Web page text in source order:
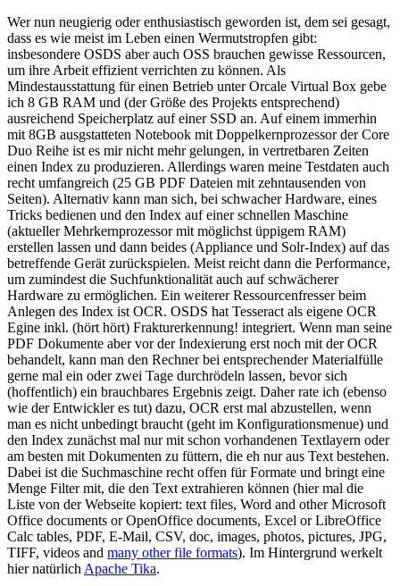
Wer nun neugierig oder enthusiastisch geworden ist, dem sei gesagt,
dass es wie meist im Leben einen Wermutstropfen gibt:
insbesondere OSDS aber auch OSS brauchen gewisse Ressourcen,
um ihre Arbeit effizient verrichten zu können. Als
Mindestausstattung für einen Betrieb unter Orcale Virtual Box gebe
ich 8 GB RAM und (der Größe des Projekts entsprechend)
ausreichend Speicherplatz auf einer SSD an. Auf einem immerhin
mit 8GB ausgstatteten Notebook mit Doppelkernprozessor der Core
Duo Reihe ist es mir nicht mehr gelungen, in vertretbaren Zeiten
einen Index zu produzieren. Allerdings waren meine Testdaten auch
recht umfangreich (25 GB PDF Dateien mit zehntausenden von
Seiten). Alternativ kann man sich, bei schwacher Hardware, eines
Tricks bedienen und den Index auf einer schnellen Maschine
(aktueller Mehrkernprozessor mit möglichst üppigem RAM)
erstellen lassen und dann beides (Appliance und Solr-Index) auf das
betreffende Gerät zurückspielen. Meist reicht dann die Performance,
um zumindest die Suchfunktionalität auch auf schwächerer
Hardware zu ermöglichen. Ein weiterer Ressourcenfresser beim
Anlegen des Index ist OCR. OSDS hat Tesseract als eigene OCR
Egine inkl. (hört hört) Frakturerkennung! integriert. Wenn man seine
PDF Dokumente aber vor der Indexierung erst noch mit der OCR
behandelt, kann man den Rechner bei entsprechender Materialfülle
gerne mal ein oder zwei Tage durchrödeln lassen, bevor sich
(hoffentlich) ein brauchbares Ergebnis zeigt. Daher rate ich (ebenso
wie der Entwickler es tut) dazu, OCR erst mal abzustellen, wenn
man es nicht unbedingt braucht (geht im Konfigurationsmenue) und
den Index zunächst mal nur mit schon vorhandenen Textlayern oder
am besten mit Dokumenten zu füttern, die eh nur aus Text bestehen.
Dabei ist die Suchmaschine recht offen für Formate und bringt eine
Menge Filter mit, die den Text extrahieren können (hier mal die
Liste von der Webseite kopiert: text files, Word and other Microsoft
Office documents or OpenOffice documents, Excel or LibreOffice
Calc tables, PDF, E-Mail, CSV, doc, images, photos, pictures, JPG,
TIFF, videos and many other file formats). Im Hintergrund werkelt
hier natürlich Apache Tika.